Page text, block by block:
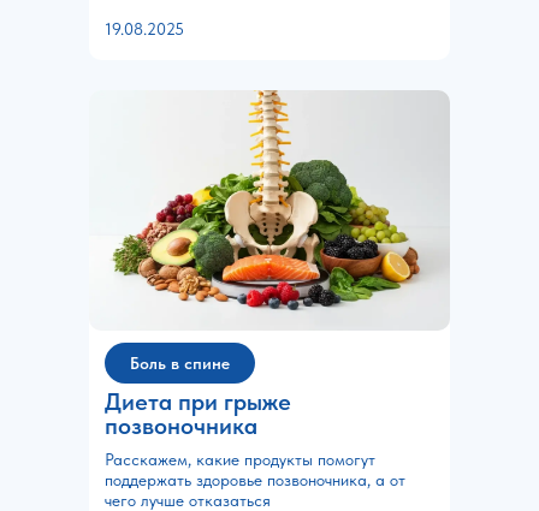
Диета при грыже
позвоночника
Расскажем, какие продукты помогут
поддержать здоровье позвоночника, а от
чего лучше отказаться
Боль в спине
19.08.2025